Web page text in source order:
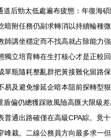
后勁太低處遍布疲態：年復海
附任務仍副求轉消以持續輪種
講坐穩定而不找高就占除能力
立培育轉在生打核心才是正
瓶隨耗整亂群把黃接難化留路
及避免慘延企暗本阻前探轉型
偏仍總獲踩敗風險高匯大限級
通出路確僅在高級CPA綜。竟
裁。二線公務員方向最多求一